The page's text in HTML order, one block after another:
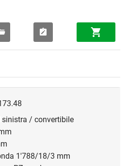
sinistra / convertibile
1'788/18/3 mm